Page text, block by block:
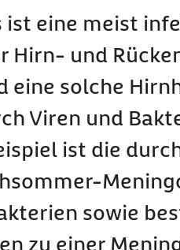
eine Meningitis?
Untersuchungen gibt
eine Meningitis
können
Meningitis vorbeugen?
ist eine meist
Hirn- und
eine solche
Viren und
ist die
sowie
zu einer